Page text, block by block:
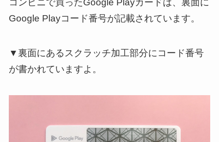
コンビニで買ったGoogle Playカードは、裏面に
Google Playコード番号が記載されています。
▼裏面にあるスクラッチ加工部分にコード番号
が書かれていますよ。